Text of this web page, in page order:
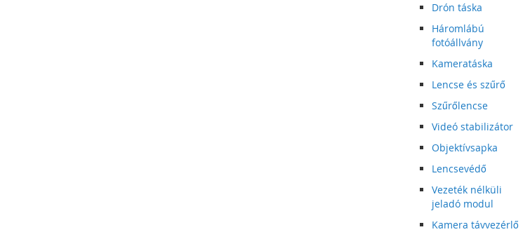
Drón táska
Háromlábú
fotóállvány
Kameratáska
Lencse és szűrő
Szűrőlencse
Videó stabilizátor
Objektívsapka
Lencsevédő
Vezeték nélküli
jeladó modul
Kamera távvezérlő